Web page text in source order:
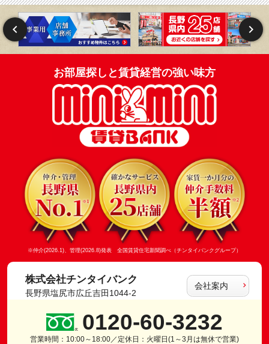
お部屋探しと賃貸経営の強い味方
※仲介(2026.1)、管理(2026.8)発表 全国賃貸住宅新聞調べ（チンタイバンクグループ）
株式会社チンタイバンク
長野県塩尻市広丘吉田1044-2
会社案内
0120-60-3232
営業時間：10:00～18:00／定休日：火曜日(1～3月は無休で営業)